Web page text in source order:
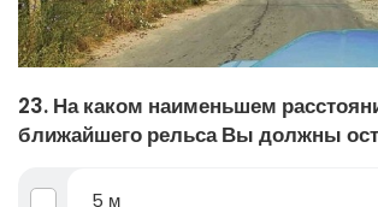
23. На каком наименьшем
ближайшего рельса Вы должны
5 м